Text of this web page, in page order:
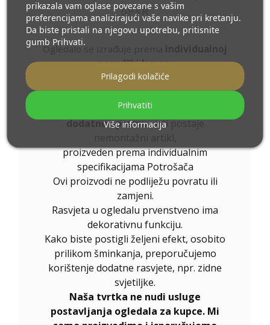
GPSR
Ogledalo se izrađuje prema
narudžbi kupca.
Ukoliko uz naručeni proizvod odaberete
dodatnu opremu, isti postaje
proizveden prema individualnim
specifikacijama Potrošača
Ovi proizvodi ne podliježu povratu ili
zamjeni.
Rasvjeta u ogledalu prvenstveno ima
dekorativnu funkciju.
Kako biste postigli željeni efekt, osobito
prilikom šminkanja, preporučujemo
korištenje dodatne rasvjete, npr. zidne
svjetiljke.
Naša tvrtka ne nudi usluge
postavljanja ogledala za kupce. Mi
prikazala vam oglase povezane s vašim
preferencijama analizirajući vaše navike pri kretanju.
Da biste pristali na njegovu upotrebu, pritisnite
gumb Prihvati.
Više informacija
Prilagodi kolačiće
Prihvatiti